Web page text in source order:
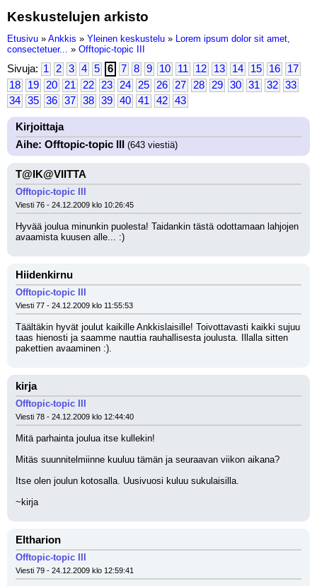
Keskustelujen arkisto
Etusivu » Ankkis » Yleinen keskustelu » Lorem ipsum dolor sit amet,
consectetuer... » Offtopic-topic III
Sivuja: 1 2 3 4 5 6 7 8 9 10 11 12 13 14 15 16
17
18
19 20 21 22 23 24 25 26 27 28 29 30 31 32
33
34
35 36 37 38 39 40 41 42 43
Kirjoittaja
Aihe: Offtopic-topic III
(643 viestiä)
T@IK@VIITTA
Offtopic-topic III
Viesti 76 - 24.12.2009 klo 10:26:45
Hyvää joulua minunkin puolesta! Taidankin tästä odottamaan lahjojen
avaamista kuusen alle... :)
Hiidenkirnu
Offtopic-topic III
Viesti 77 - 24.12.2009 klo 11:55:53
Täältäkin hyvät joulut kaikille Ankkislaisille! Toivottavasti kaikki sujuu
taas hienosti ja saamme nauttia rauhallisesta joulusta. Illalla sitten
pakettien avaaminen :).
kirja
Offtopic-topic III
Viesti 78 - 24.12.2009 klo 12:44:40
Mitä parhainta joulua itse kullekin!
Mitäs suunnitelmiinne kuuluu tämän ja seuraavan viikon aikana?
Itse olen joulun kotosalla. Uusivuosi kuluu sukulaisilla.
~kirja
Eltharion
Offtopic-topic III
Viesti 79 - 24.12.2009 klo 12:59:41